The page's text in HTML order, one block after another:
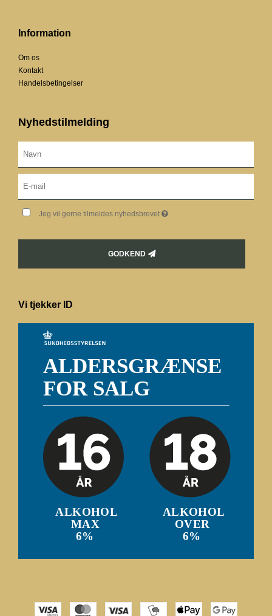
Information
Om os
Kontakt
Handelsbetingelser
Nyhedstilmelding
Jeg vil gerne tilmeldes nyhedsbrevet
GODKEND
Vi tjekker ID